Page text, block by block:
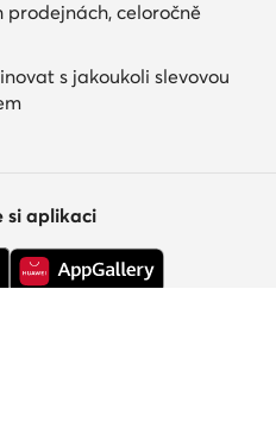
prodejnách, celoročně
s jakoukoli slevovou
si aplikaci